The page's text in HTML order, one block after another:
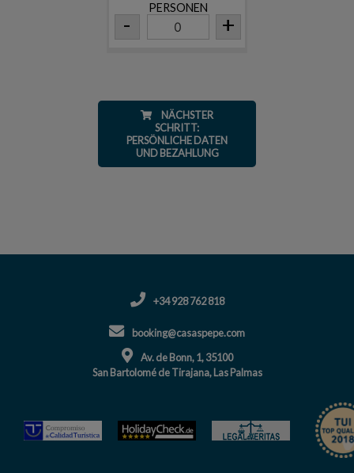
PERSONEN
- +
NÄCHSTER
SCHRITT:
PERSÖNLICHE DATEN
UND BEZAHLUNG
+34 928 762 818
booking@casaspepe.com
Av. de Bonn, 1, 35100
San Bartolomé de Tirajana, Las Palmas